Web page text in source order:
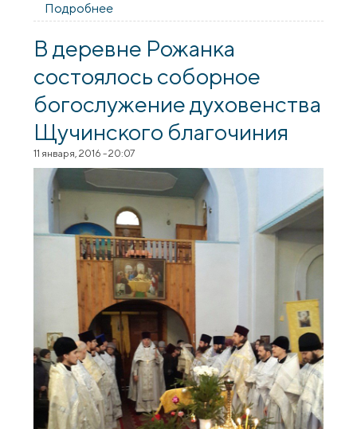
Подробнее
соборное богослужение Щучинского
благочиния
В деревне Рожанка
состоялось соборное
богослужение духовенства
Щучинского благочиния
11 января, 2016 - 20:07